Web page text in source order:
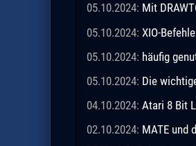
05.10.2024: Mit
05.10.2024: XIO-
05.10.2024: häufig
05.10.2024: Die
04.10.2024: Atari 8 Bit
02.10.2024: MATE und